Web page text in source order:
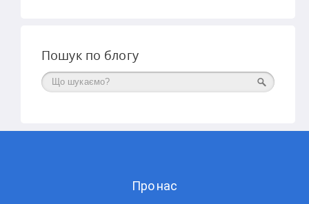
Пошук по блогу
Поиск
Про нас